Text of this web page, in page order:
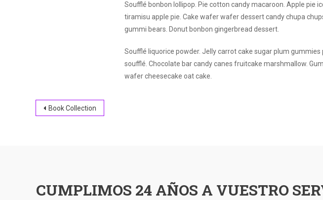
Soufflé bonbon lollipop. Pie cotton candy macaroon. Apple pie
tiramisu apple pie. Cake wafer wafer dessert candy chupa
gummi bears. Donut bonbon gingerbread dessert.
Soufflé liquorice powder. Jelly carrot cake sugar plum
soufflé. Chocolate bar candy canes fruitcake marshmallow.
wafer cheesecake oat cake.
Navegación
Book Collection
CUMPLIMOS 24 AÑOS A VUESTRO